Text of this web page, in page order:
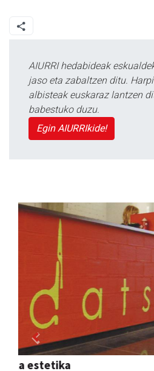
AIURRI hedabideak
jaso eta zabaltzen ditu.
albisteak euskaraz lantzen
babestuko duzu.
Egin AIURRIkide!
Danena taberna
Previous